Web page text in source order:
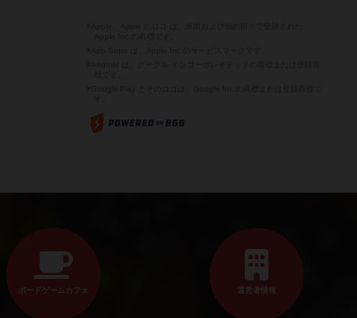
ボードゲームカフェ 運営者情報